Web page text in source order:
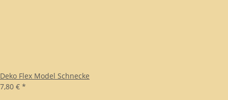
Deko Flex Model Schnecke
7,80 € *